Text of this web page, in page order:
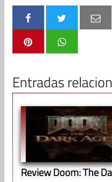
Entradas
Review Doom: The